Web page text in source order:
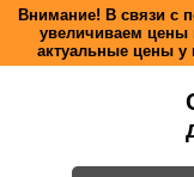
Внимание! В связи с
увеличиваем цены
актуальные цены у